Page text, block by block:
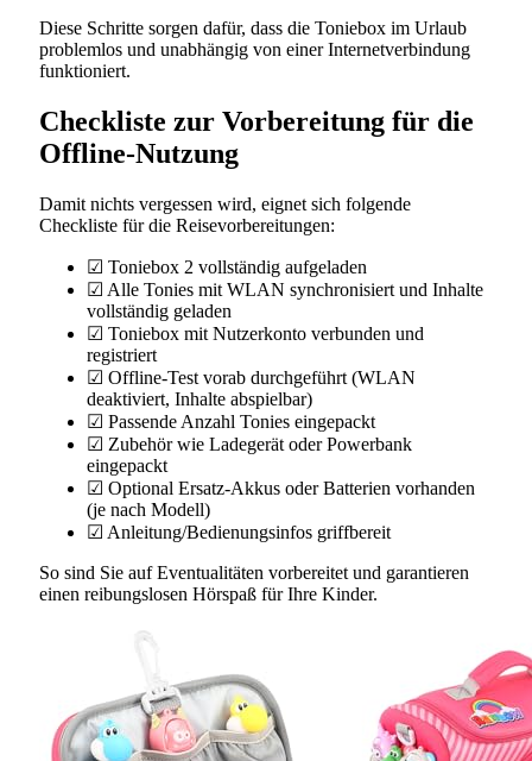
Diese Schritte sorgen dafür, dass die Toniebox im Urlaub
problemlos und unabhängig von einer Internetverbindung
funktioniert.
Checkliste zur Vorbereitung für die
Offline-Nutzung
Damit nichts vergessen wird, eignet sich folgende
Checkliste für die Reisevorbereitungen:
☑ Toniebox 2 vollständig aufgeladen
☑ Alle Tonies mit WLAN synchronisiert und Inhalte
vollständig geladen
☑ Toniebox mit Nutzerkonto verbunden und
registriert
☑ Offline-Test vorab durchgeführt (WLAN
deaktiviert, Inhalte abspielbar)
☑ Passende Anzahl Tonies eingepackt
☑ Zubehör wie Ladegerät oder Powerbank
eingepackt
☑ Optional Ersatz-Akkus oder Batterien vorhanden
(je nach Modell)
☑ Anleitung/Bedienungsinfos griffbereit
So sind Sie auf Eventualitäten vorbereitet und garantieren
einen reibungslosen Hörspaß für Ihre Kinder.